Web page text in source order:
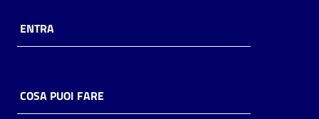
Risorse
online
ENTRA
COSA PUOI FARE